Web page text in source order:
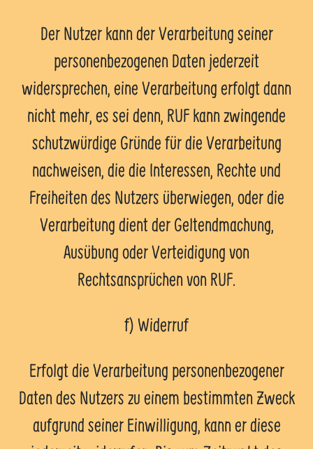
Der Nutzer kann der Verarbeitung seiner
personenbezogenen Daten jederzeit
widersprechen, eine Verarbeitung erfolgt dann
nicht mehr, es sei denn, RUF kann zwingende
schutzwürdige Gründe für die Verarbeitung
nachweisen, die die Interessen, Rechte und
Freiheiten des Nutzers überwiegen, oder die
Verarbeitung dient der Geltendmachung,
Ausübung oder Verteidigung von
Rechtsansprüchen von RUF.
f) Widerruf
Erfolgt die Verarbeitung personenbezogener
Daten des Nutzers zu einem bestimmten Zweck
aufgrund seiner Einwilligung, kann er diese